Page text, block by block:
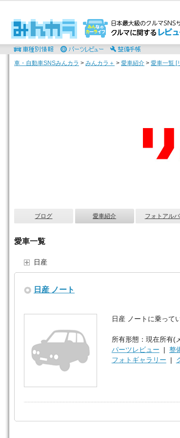
車・自動車SNSみんカラ > みんカラ＋ > 愛車紹介 > 愛車一覧 [
ブログ 愛車紹介 フォトアル
愛車一覧
日産
日産 ノート
日産 ノートに乗って
所有形態：現在所有(
パーツレビュー | 整
フォトギャラリー |